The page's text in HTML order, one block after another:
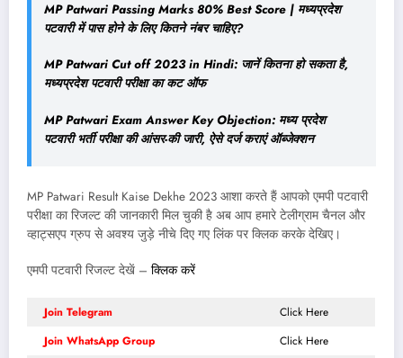
MP Patwari Passing Marks 80% Best Score | मध्यप्रदेश
पटवारी में पास होने के लिए कितने नंबर चाहिए?
MP Patwari Cut off 2023 in Hindi: जानें कितना हो सकता है,
मध्यप्रदेश पटवारी परीक्षा का कट ऑफ
MP Patwari Exam Answer Key Objection: मध्य प्रदेश
पटवारी भर्ती परीक्षा की आंसर-की जारी, ऐसे दर्ज कराएं ऑब्जेक्शन
MP Patwari Result Kaise Dekhe 2023 आशा करते हैं आपको एमपी पटवारी
परीक्षा का रिजल्ट की जानकारी मिल चुकी है अब आप हमारे टेलीग्राम चैनल और
व्हाट्सएप ग्रुप से अवश्य जुड़े नीचे दिए गए लिंक पर क्लिक करके देखिए।
एमपी पटवारी रिजल्ट देखें – क्लिक करें
Join Telegram
Click Here
Join WhatsApp Group
Click Here